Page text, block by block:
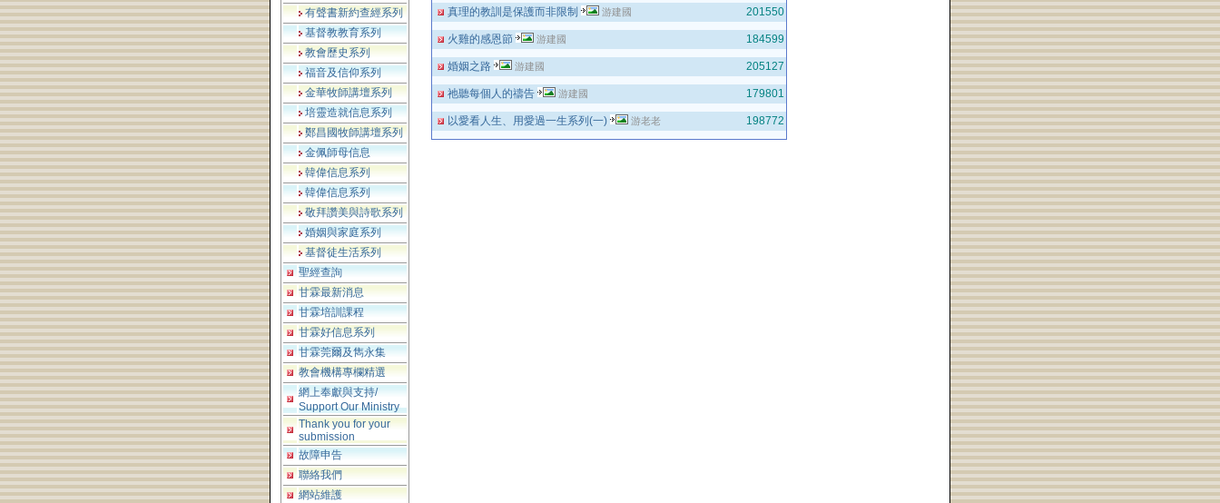
有聲書新約查經系列
基督教教育系列
教會歷史系列
福音及信仰系列
金華牧師講壇系列
培靈造就信息系列
鄭昌國牧師講壇系列
金佩師母信息
韓偉信息系列
韓偉信息系列
敬拜讚美與詩歌系列
婚姻與家庭系列
基督徒生活系列
聖經查詢
甘霖最新消息
甘霖培訓課程
甘霖好信息系列
甘霖莞爾及雋永集
教會機構專欄精選
網上奉獻與支持/
Support Our Ministry
Thank you for your
submission
故障申告
聯絡我們
網站維護
真理的教訓是保護而非限制 游建國 201550
火雞的感恩節 游建國 184599
婚姻之路 游建國 205127
祂聽每個人的禱告 游建國 179801
以愛看人生、用愛過一生系列(一) 游老老 198772